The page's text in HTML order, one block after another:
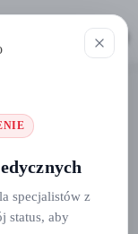
specjalistów z
status, aby